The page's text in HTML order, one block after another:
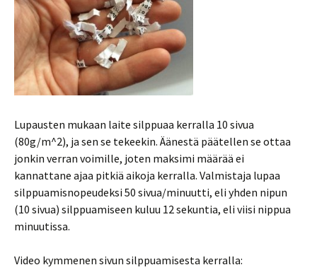
Lupausten mukaan laite silppuaa kerralla 10 sivua
(80g/m^2), ja sen se tekeekin. Äänestä päätellen se ottaa
jonkin verran voimille, joten maksimi määrää ei
kannattane ajaa pitkiä aikoja kerralla. Valmistaja lupaa
silppuamisnopeudeksi 50 sivua/minuutti, eli yhden nipun
(10 sivua) silppuamiseen kuluu 12 sekuntia, eli viisi nippua
minuutissa.
Video kymmenen sivun silppuamisesta kerralla: